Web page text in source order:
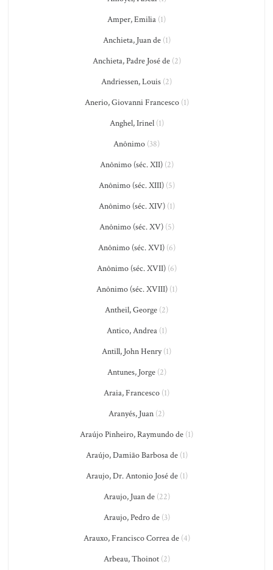
Amper, Emilia (1)
Anchieta, Juan de(1)
Anchieta, Padre José de(2)
Andriessen, Louis (2)
Anerio, Giovanni Francesco(1)
Anghel, Irinel(1)
Anônimo (38)
Anônimo (séc. XII)(2)
Anônimo (séc. XIII)(5)
Anônimo (séc. XIV)(1)
Anônimo (séc. XV)(5)
Anônimo (séc. XVI)(6)
Anônimo (séc. XVII)(6)
Anônimo (séc. XVIII)(1)
Antheil, George (2)
Antico, Andrea(1)
Antill, John Henry(1)
Antunes, Jorge(2)
Araia, Francesco (1)
Aranyés, Juan (2)
Araújo Pinheiro, Raymundo de (1)
Araújo, Damião Barbosa de(1)
Araujo, Dr. Antonio José de(1)
Araujo, Juan de(22)
Araujo, Pedro de(3)
Arauxo, Francisco Correa de(4)
Arbeau, Thoinot(2)